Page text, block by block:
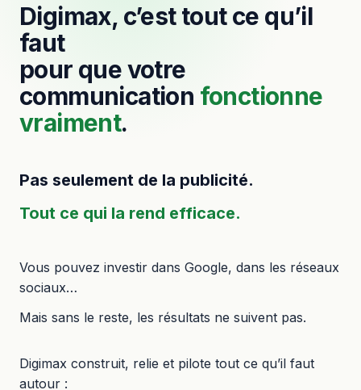
Digimax, c’est tout ce qu’il
faut
pour que votre
communication fonctionne
vraiment.
Pas seulement de la publicité.
Tout ce qui la rend efficace.
Vous pouvez investir dans Google, dans les réseaux
sociaux…
Mais sans le reste, les résultats ne suivent pas.
Digimax construit, relie et pilote tout ce qu’il faut
autour :